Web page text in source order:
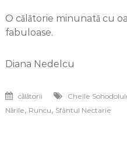
O călătorie minunată cu
fabuloase.
Diana Nedelcu
călătorii Cheile
Nările, Runcu, Sfântul Nectarie